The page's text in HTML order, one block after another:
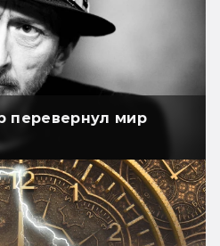
перевернул мир